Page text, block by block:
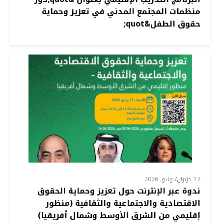
منظمات المجتمع المدني في تعزيز وحماية
حقوق الطفل&quot;
17 حزيران/يونيو, 2026
ندوة عبر الإنترنت حول تعزيز وحماية الحقوق
الاقتصادية والاجتماعية والثقافية (منظور
إقليمي من الشرق الأوسط وشمال أفريقيا)